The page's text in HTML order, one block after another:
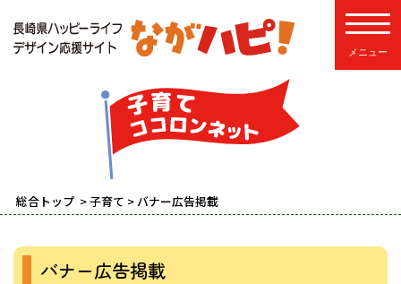
総合トップ >子育て > バナー広告掲載
バナー広告掲載